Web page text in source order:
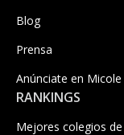
Blog
Prensa
Anúnciate en Micole
RANKINGS
Mejores colegios